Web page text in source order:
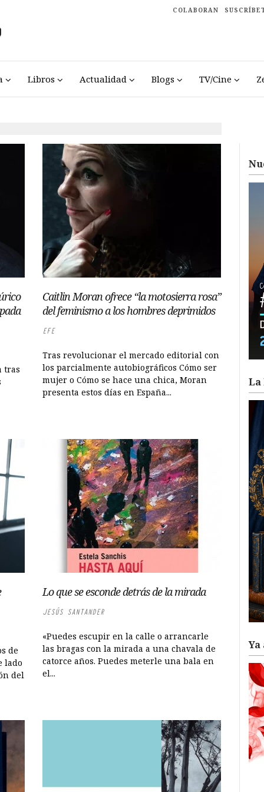
COLABORAN
Libros Actualidad Blogs TV/Cine
tras
Caitlin Moran ofrece “la motosierra rosa”
del feminismo a los hombres deprimidos
EFE
Tras revolucionar el mercado editorial con
los parcialmente autobiográficos Cómo ser
mujer o Cómo se hace una chica, Moran
presenta estos días en España...
de
lado
del
Lo que se esconde detrás de la mirada
JESÚS SANTANDER
«Puedes escupir en la calle o arrancarle
las bragas con la mirada a una chavala de
catorce años. Puedes meterle una bala en
el...
La
Ya